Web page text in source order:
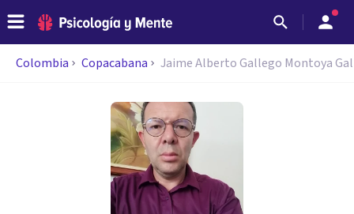
Colombia Copacabana Jaime Alberto Gallego Montoya